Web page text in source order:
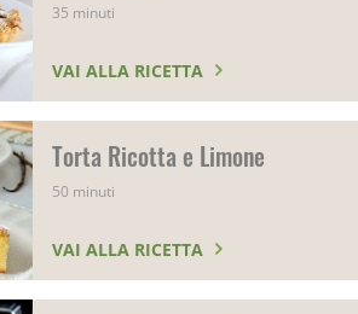
35 minuti
VAI ALLA RICETTA
Torta Ricotta e Limone
50 minuti
VAI ALLA RICETTA